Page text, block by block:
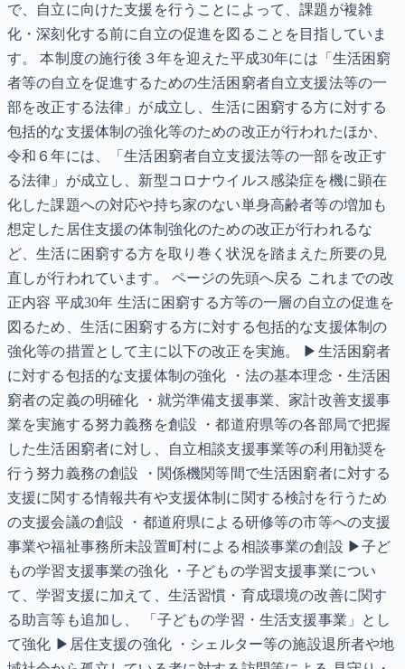
で、自立に向けた支援を行うことによって、課題が複雑
化・深刻化する前に自立の促進を図ることを目指していま
す。 本制度の施行後３年を迎えた平成30年には「生活困窮
者等の自立を促進するための生活困窮者自立支援法等の一
部を改正する法律」が成立し、生活に困窮する方に対する
包括的な支援体制の強化等のための改正が行われたほか、
令和６年には、「生活困窮者自立支援法等の一部を改正す
る法律」が成立し、新型コロナウイルス感染症を機に顕在
化した課題への対応や持ち家のない単身高齢者等の増加も
想定した居住支援の体制強化のための改正が行われるな
ど、生活に困窮する方を取り巻く状況を踏まえた所要の見
直しが行われています。 ページの先頭へ戻る これまでの改
正内容 平成30年 生活に困窮する方等の一層の自立の促進を
図るため、生活に困窮する方に対する包括的な支援体制の
強化等の措置として主に以下の改正を実施。 ▶生活困窮者
に対する包括的な支援体制の強化 ・法の基本理念・生活困
窮者の定義の明確化 ・就労準備支援事業、家計改善支援事
業を実施する努力義務を創設 ・都道府県等の各部局で把握
した生活困窮者に対し、自立相談支援事業等の利用勧奨を
行う努力義務の創設 ・関係機関等間で生活困窮者に対する
支援に関する情報共有や支援体制に関する検討を行うため
の支援会議の創設 ・都道府県による研修等の市等への支援
事業や福祉事務所未設置町村による相談事業の創設 ▶子ど
もの学習支援事業の強化 ・子どもの学習支援事業につい
て、学習支援に加えて、生活習慣・育成環境の改善に関す
る助言等も追加し、 「子どもの学習・生活支援事業」とし
て強化 ▶居住支援の強化 ・シェルター等の施設退所者や地